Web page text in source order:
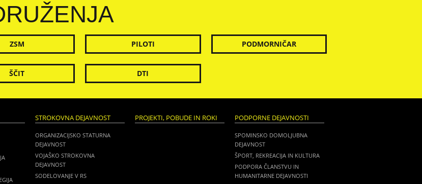
ZSM PILOTI PODMORNIČAR
ŠČIT DTI
STROKOVNA DEJAVNOST
ORGANIZACIJSKO STATURNA
DEJAVNOST
VOJAŠKO STROKOVNA
DEJAVNOST
SODELOVANJE V RS
PROJEKTI, POBUDE IN ROKI PODPORNE DEJAVNOSTI
SPOMINSKO DOMOLJUBNA
DEJAVNOST
ŠPORT, REKREACIJA IN KULTURA
PODPORA ČLANSTVU IN
HUMANITARNE DEJAVNOSTI